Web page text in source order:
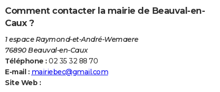
Bricolage
Lifestyle
Culture
Sport
Auto
Television
Voyage
Cinema
Comment contacter la mairie de Beauval-en-
Caux ?
1 espace Raymond-et-André-Wemaere
76890 Beauval-en-Caux
Téléphone : 02 35 32 88 70
E-mail : mairiebec@gmail.com
Site Web :